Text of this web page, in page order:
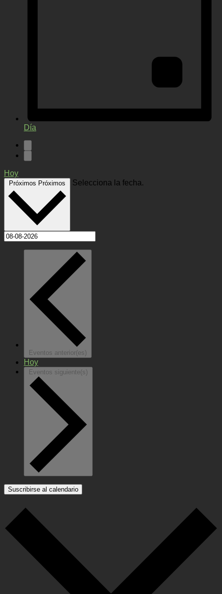
Día
Hoy
Próximos Próximos Selecciona la fecha.
Eventos anterior(es)
Hoy
Eventos siguiente(s)
Suscribirse al calendario